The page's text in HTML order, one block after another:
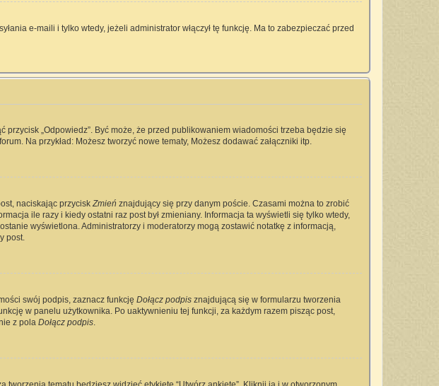
e-maili i tylko wtedy, jeżeli administrator włączył tę funkcję. Ma to zabezpieczać przed
„Odpowiedz”. Być może, że przed publikowaniem wiadomości trzeba będzie się
Na przykład: Możesz tworzyć nowe tematy, Możesz dodawać załączniki itp.
naciskając przyciskZmień znajdujący się przy danym poście. Czasami można to zrobić
ile razy i kiedy ostatni raz post był zmieniany. Informacja ta wyświetli się tylko wtedy,
wyświetlona. Administratorzy i moderatorzy mogą zostawić notatkę z informacją,
post.
swój podpis, zaznacz funkcję Dołącz podpis znajdującą się w formularzu tworzenia
w panelu użytkownika. Po uaktywnieniu tej funkcji, za każdym razem pisząc post,
z pola Dołącz podpis.